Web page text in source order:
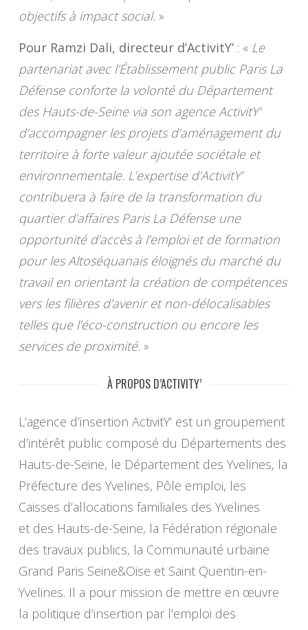
objectifs à impact social. »
Pour Ramzi Dali, directeur d’ActivitY’: « Le
partenariat avec l’Établissement public Paris La
Défense conforte la volonté du Département
des Hauts-de-Seine via son agence ActivitY’
d’accompagner les projets d’aménagement du
territoire à forte valeur ajoutée sociétale et
environnementale. L’expertise d’ActivitY’
contribuera à faire de la transformation du
quartier d’affaires Paris La Défense une
opportunité d’accès à l’emploi et de formation
pour les Altoséquanais éloignés du marché du
travail en orientant la création de compétences
vers les filières d’avenir et non-délocalisables
telles que l’éco-construction ou encore les
services de proximité. »
À PROPOS D’ACTIVITY’
L’agence d’insertion ActivitY’ est un groupement
d’intérêt public composé du Départements des
Hauts-de-Seine, le Département des Yvelines, la
Préfecture des Yvelines, Pôle emploi, les
Caisses d’allocations familiales des Yvelines
et des Hauts-de-Seine, la Fédération régionale
des travaux publics, la Communauté urbaine
Grand Paris Seine&Oise et Saint Quentin-en-
Yvelines. Il a pour mission de mettre en œuvre
la politique d’insertion par l’emploi des